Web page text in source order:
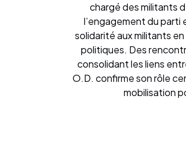
chargé des militants
l’engagement du parti
solidarité aux militants
politiques. Des
consolidant les liens
O.D. confirme son rôle
mobilisation